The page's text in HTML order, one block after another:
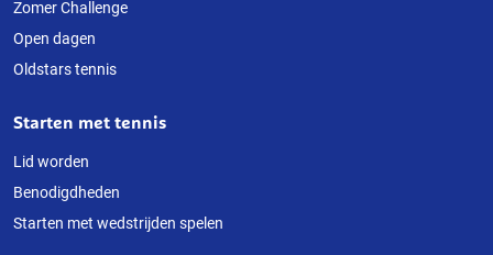
deze
website
Zomer Challenge
Open dagen
Oldstars tennis
Starten met tennis
Lid worden
Benodigdheden
Starten met wedstrijden spelen